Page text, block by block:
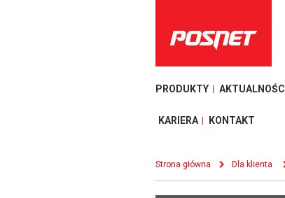
PRODUKTY AKTUALNOŚCI
KARIERA KONTAKT
Strona główna Dla klienta